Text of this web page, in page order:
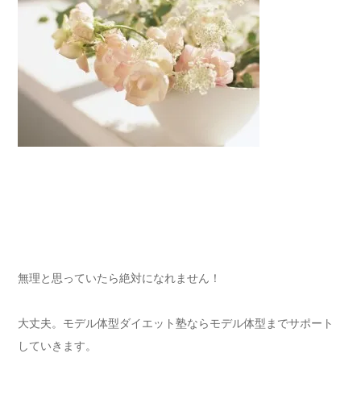
無理と思っていたら絶対になれません！
大丈夫。モデル体型ダイエット塾ならモデル体型までサポート
していきます。